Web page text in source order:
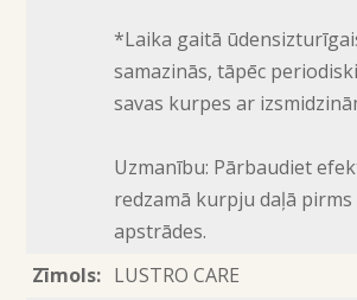
*Laika gaitā
samazinās, tāpēc
savas kurpes ar
Uzmanību: Pārbaudiet
redzamā kurpju daļā
apstrādes.
Zīmols: LUSTRO CARE